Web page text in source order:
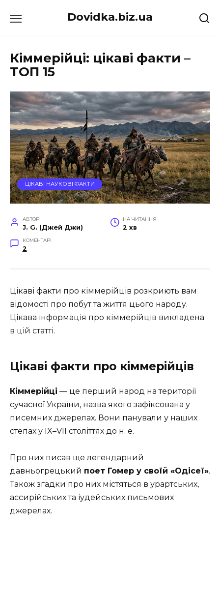
до
Dovidka.biz.ua
Кіммерійці: цікаві факти –
ТОП 15
ЦІКАВІ НАУКОВІ ФАКТИ
АВТОР
J. G. (Джей Джи)
НА ЧИТАННЯ
2 хв
КОМЕНТАРІ
2
Цікаві факти про кіммерійців розкриють вам
відомості про побут та життя цього народу.
Цікава інформація про кіммерійців викладена
в цій статті.
Цікаві факти про кіммерійців
Кіммерійці — це перший народ на території
сучасної України, назва якого зафіксована у
писемних джерелах. Вони панували у наших
степах у IX–VII століттях до н. е.
Про них писав ще легендарний
давньогрецький поет Гомер у своїй «Одісеї».
Також згадки про них містяться в урартських,
ассирійських та іудейських письмових
джерелах.